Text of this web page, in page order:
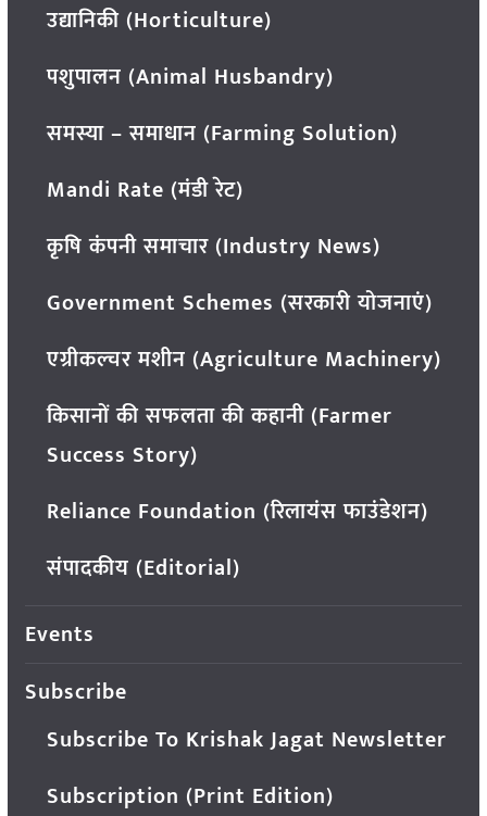
उद्यानिकी (Horticulture)
पशुपालन (Animal Husbandry)
समस्या – समाधान (Farming Solution)
Mandi Rate (मंडी रेट)
कृषि कंपनी समाचार (Industry News)
Government Schemes (सरकारी योजनाएं)
एग्रीकल्चर मशीन (Agriculture Machinery)
किसानों की सफलता की कहानी (Farmer
Success Story)
Reliance Foundation (रिलायंस फाउंडेशन)
संपादकीय (Editorial)
Events
Subscribe
Subscribe To Krishak Jagat Newsletter
Subscription (Print Edition)